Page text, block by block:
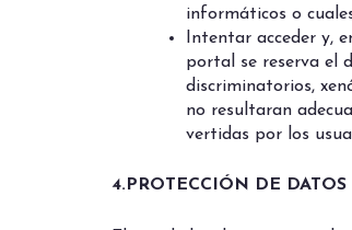
informáticos o
Intentar acceder y,
portal se reserva el
discriminatorios,
no resultaran
vertidas por los
4.PROTECCIÓN DE DATOS